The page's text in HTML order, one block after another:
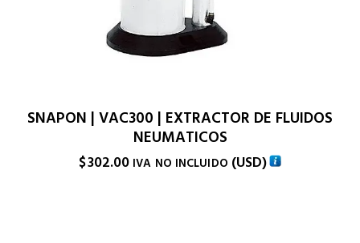
SNAPON | VAC300 | EXTRACTOR DE FLUIDOS
NEUMATICOS
$302.00 IVA NO INCLUIDO (USD)